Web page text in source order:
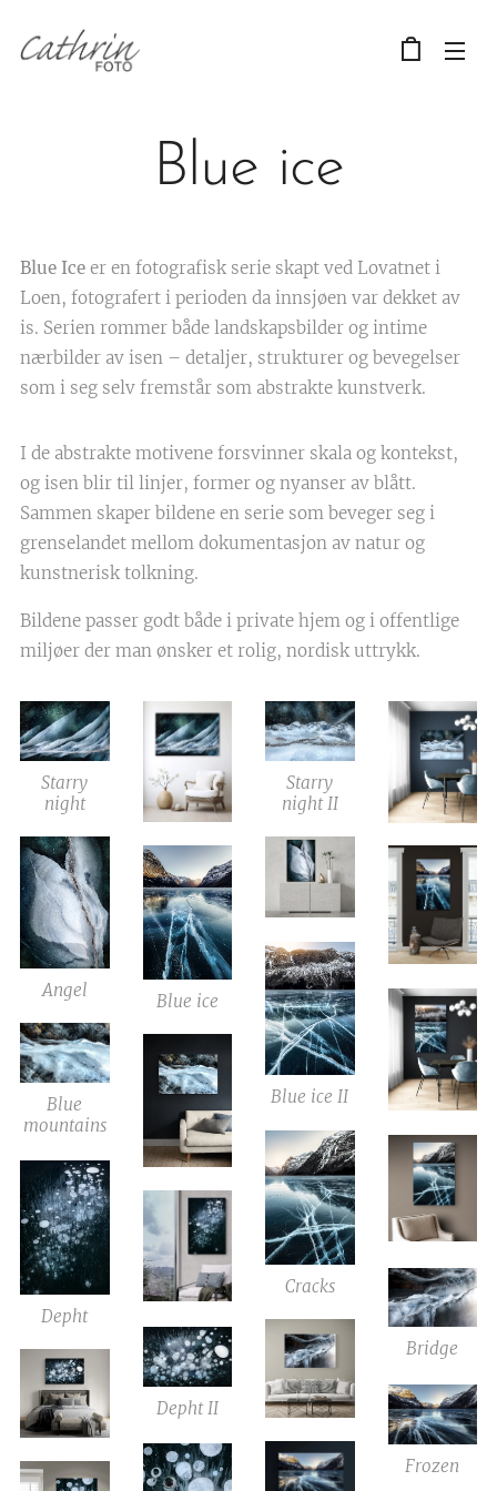
Blue ice
Blue Ice er en fotografisk serie skapt ved Lovatnet i
Loen, fotografert i perioden da innsjøen var dekket av
is. Serien rommer både landskapsbilder og intime
nærbilder av isen – detaljer, strukturer og bevegelser
som i seg selv fremstår som abstrakte kunstverk.
I de abstrakte motivene forsvinner skala og kontekst,
og isen blir til linjer, former og nyanser av blått.
Sammen skaper bildene en serie som beveger seg i
grenselandet mellom dokumentasjon av natur og
kunstnerisk tolkning.
Bildene passer godt både i private hjem og i offentlige
miljøer der man ønsker et rolig, nordisk uttrykk.
Starry
night
Starry
night II
Angel Blue ice
Blue ice II
Blue
mountains
Cracks
Depht
Bridge
Depht II
Frozen